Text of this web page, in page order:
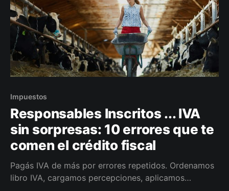
Impuestos
Responsables Inscritos ... IVA
sin sorpresas: 10 errores que te
comen el crédito fiscal
Pagás IVA de más por errores repetidos. Ordenamos
libro IVA, cargamos percepciones, aplicamos